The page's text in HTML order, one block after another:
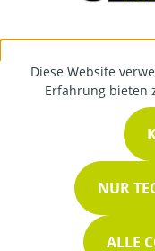
Diese Website
Erfahrung bieten
NUR
ALLE